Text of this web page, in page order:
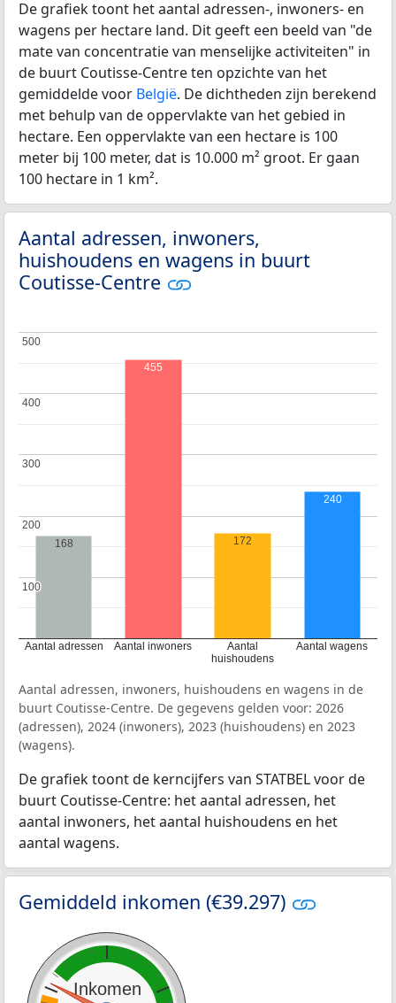
De grafiek toont het aantal adressen-, inwoners- en
wagens per hectare land. Dit geeft een beeld van "de
mate van concentratie van menselijke activiteiten" in
de buurt Coutisse-Centre ten opzichte van het
gemiddelde voor België. De dichtheden zijn berekend
met behulp van de oppervlakte van het gebied in
hectare. Een oppervlakte van een hectare is 100
meter bij 100 meter, dat is 10.000 m² groot. Er gaan
100 hectare in 1 km².
Aantal adressen, inwoners,
huishoudens en wagens in buurt
Coutisse-Centre
Aantal adressen Aantal inwoners
Aantal
huishoudens
Aantal wagens
100
100
200
200
300
300
400
400
500
500
168
455
172
240
Aantal adressen, inwoners, huishoudens en wagens in de
buurt Coutisse-Centre. De gegevens gelden voor: 2026
(adressen), 2024 (inwoners), 2023 (huishoudens) en 2023
(wagens).
De grafiek toont de kerncijfers van STATBEL voor de
buurt Coutisse-Centre: het aantal adressen, het
aantal inwoners, het aantal huishoudens en het
aantal wagens.
Gemiddeld inkomen (€39.297)
Inkomen